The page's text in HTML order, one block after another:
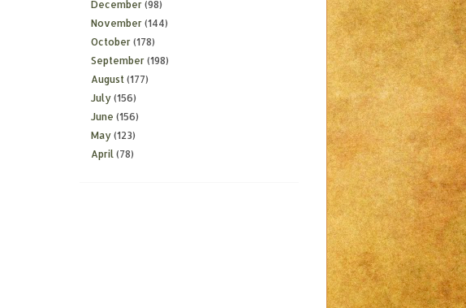
December (98)
November (144)
October (178)
September (198)
August (177)
July (156)
June (156)
May (123)
April (78)